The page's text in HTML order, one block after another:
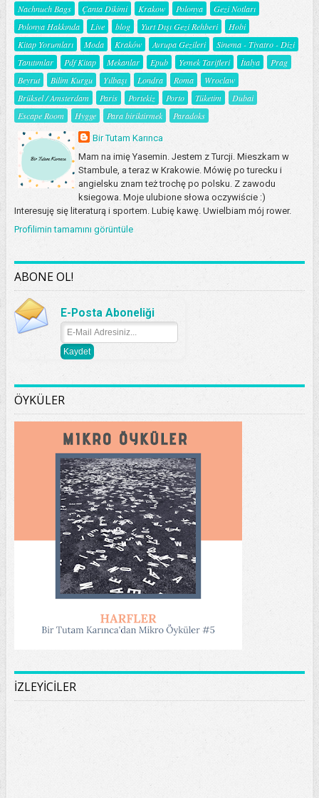
Nachnuch Bags Çanta Dikimi Krakow Polonya
Gezi Notları
Polonya Hakkında
Live blog Yurt Dışı Gezi Rehberi
Hobi
Kitap Yorumları
Moda Kraków Avrupa Gezileri
Sinema - Tiyatro - Dizi
Tanıtımlar
Pdf Kitap Mekanlar Epub Yemek Tarifleri İtalya
Prag
Beyrut
Bilim Kurgu Yılbaşı Londra Roma
Wroclaw
Brüksel / Amsterdam
Paris Portekiz Porto Tüketim
Dubai
Escape Room
Hygge Para biriktirmek Paradoks
Bir Tutam Karınca
Mam na imię Yasemin. Jestem z Turcji. Mieszkam w
Stambule, a teraz w Krakowie. Mówię po turecku i
angielsku znam też trochę po polsku. Z zawodu
ksiegowa. Moje ulubione słowa oczywiście :)
Interesuję się literaturą i sportem. Lubię kawę. Uwielbiam mój rower.
Profilimin tamamını görüntüle
ABONE OL!
E-Posta Aboneliği
ÖYKÜLER
İZLEYİCİLER